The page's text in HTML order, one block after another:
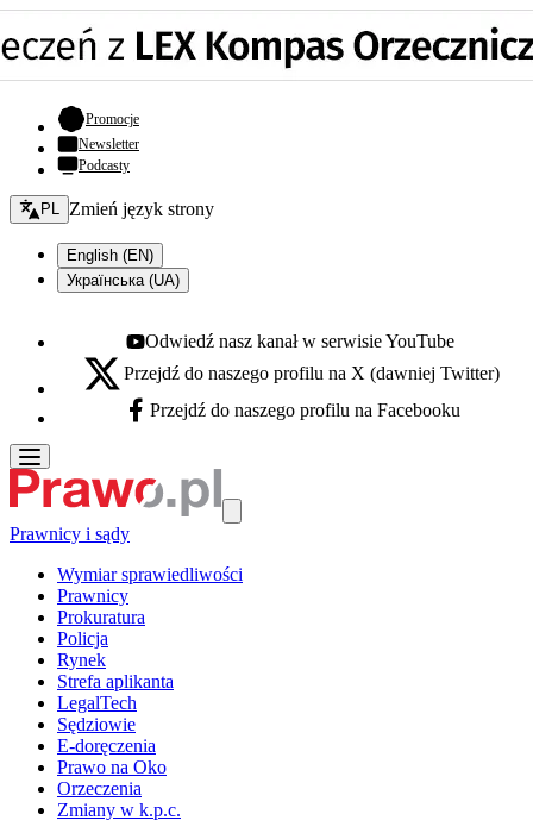
Promocje- otwiera się w nowej karcie
Newsletter
Podcasty
Zmień język - bieżący:
PL Zmień język strony
English (EN)
Українська (UA)
Youtube - otwiera się w nowej karcie
Odwiedź nasz kanał w serwisie YouTube
X - otwiera się w nowej karcie
Przejdź do naszego profilu na X (dawniej Twitter)
Facebook - otwiera się w nowej karcie
Przejdź do naszego profilu na Facebooku
Prawnicy i sądy
Wymiar sprawiedliwości
Prawnicy
Prokuratura
Policja
Rynek
Strefa aplikanta
LegalTech
Sędziowie
E-doręczenia
Prawo na Oko
Orzeczenia
Zmiany w k.p.c.